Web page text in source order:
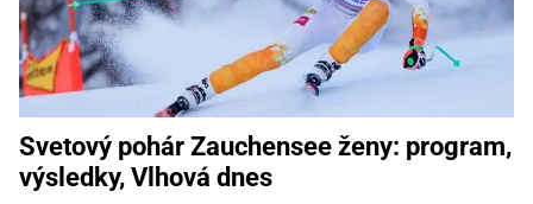
Svetový pohár Zauchensee ženy: program,
výsledky, Vlhová dnes